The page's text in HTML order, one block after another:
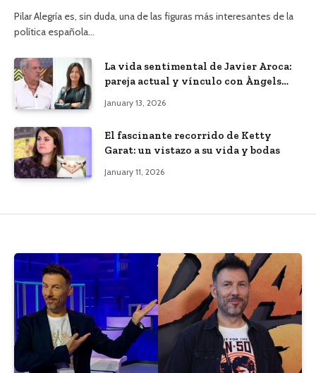
Pilar Alegría es, sin duda, una de las figuras más interesantes de la
política española…
La vida sentimental de Javier Aroca:
pareja actual y vínculo con Àngels
January 13, 2026
El fascinante recorrido de Ketty
Garat: un vistazo a su vida y bodas
January 11, 2026